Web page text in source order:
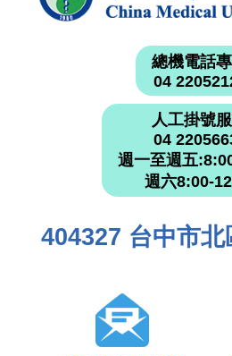
總機電話
04
人工掛號
04
週一至週五
週六8:00-
404327 台中市